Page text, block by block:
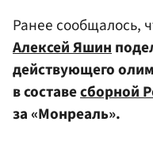
Ранее сообщалось,
Алексей Яшин
действующего
в составесборной
за «Монреаль».